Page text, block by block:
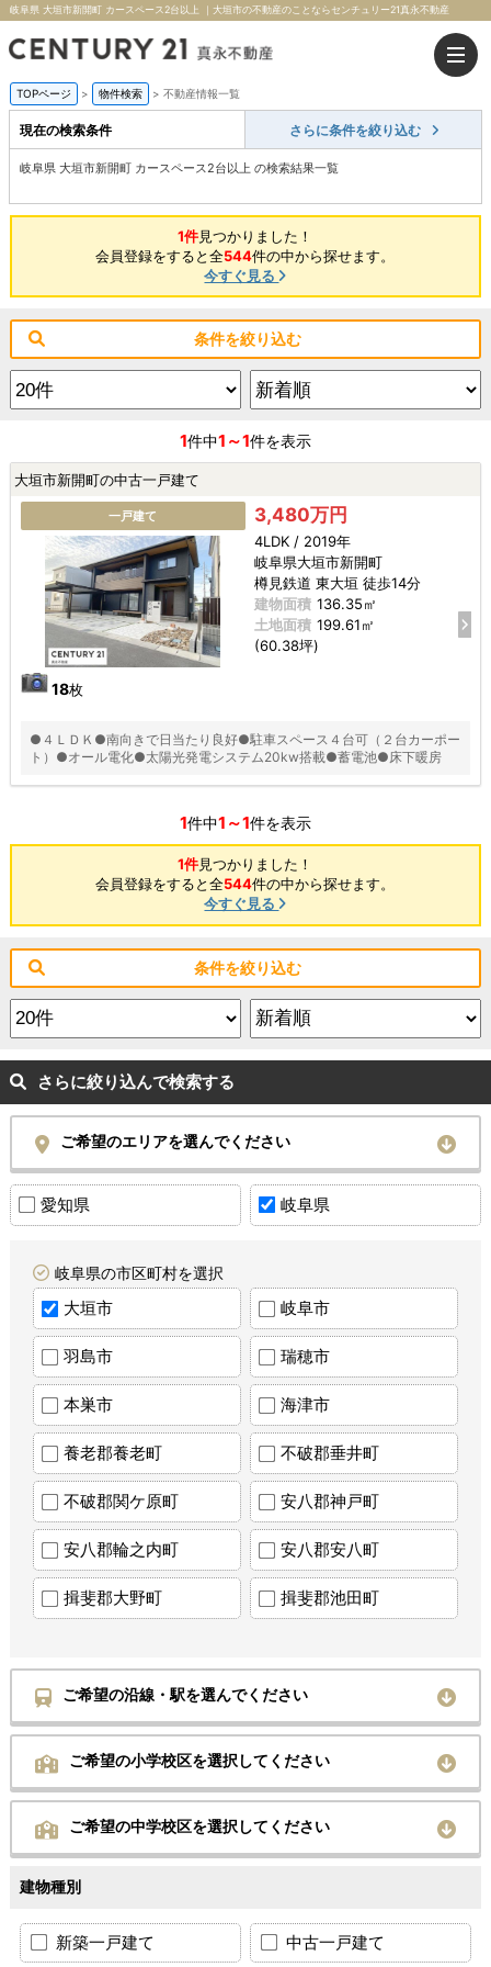
岐阜県 大垣市新開町 カースペース2台以上 ｜大垣市の不動産のことならセンチュリー21真永不動産
TOPページ > 物件検索 > 不動産情報一覧
現在の検索条件 さらに条件を絞り込む
岐阜県 大垣市新開町 カースペース2台以上 の検索結果一覧
1件見つかりました！
会員登録をすると全544件の中から探せます。
今すぐ見る
条件を絞り込む
1件中1～1件を表示
大垣市新開町の中古一戸建て
一戸建て
18枚
3,480万円
4LDK / 2019年
岐阜県大垣市新開町
樽見鉄道 東大垣 徒歩14分
建物面積 136.35㎡
土地面積 199.61㎡
(60.38坪)
●４ＬＤＫ●南向きで日当たり良好●駐車スペース４台可（２台カーポー
ト）●オール電化●太陽光発電システム20kw搭載●蓄電池●床下暖房
1件中1～1件を表示
1件見つかりました！
会員登録をすると全544件の中から探せます。
今すぐ見る
条件を絞り込む
さらに絞り込んで検索する
ご希望のエリアを選んでください
愛知県 岐阜県
岐阜県の市区町村を選択
大垣市 岐阜市
羽島市 瑞穂市
本巣市 海津市
養老郡養老町 不破郡垂井町
不破郡関ケ原町 安八郡神戸町
安八郡輪之内町 安八郡安八町
揖斐郡大野町 揖斐郡池田町
ご希望の沿線・駅を選んでください
ご希望の小学校区を選択してください
ご希望の中学校区を選択してください
建物種別
新築一戸建て 中古一戸建て